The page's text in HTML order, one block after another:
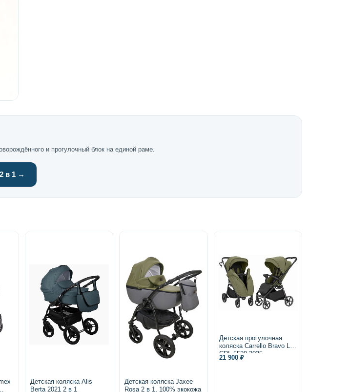
и прогулочный блок на единой раме.
в 1 →
Детская коляска Alis
Berta 2021 2 в 1
Детская коляска Jaxee
Rosa 2 в 1, 100% экокожа
Детская прогулочная
коляска Carrello Bravo Lite
CRL-5529 2025
21 900 ₽